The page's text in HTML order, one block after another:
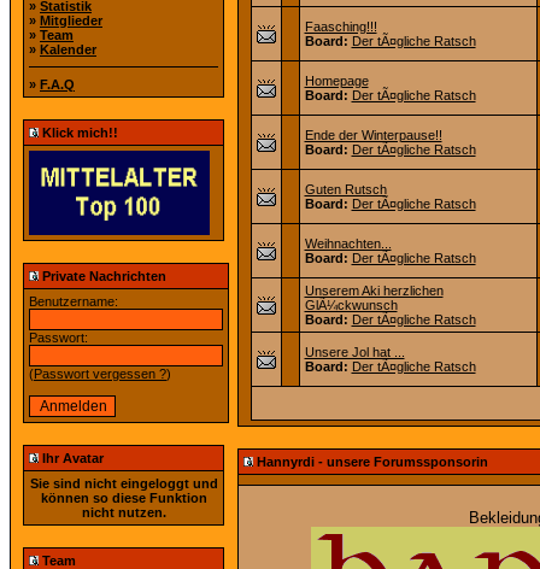
» Statistik
» Mitglieder
» Team
» Kalender
» F.A.Q
Klick mich!!
Private Nachrichten
Benutzername:
Passwort:
(Passwort vergessen ?)
Ihr Avatar
Sie sind nicht eingeloggt und
können so diese Funktion
nicht nutzen.
Team
Faasching!!!
Board: Der tÃ¤gliche Ratsch
Homepage
Board: Der tÃ¤gliche Ratsch
Ende der Winterpause!!
Board: Der tÃ¤gliche Ratsch
Guten Rutsch
Board: Der tÃ¤gliche Ratsch
Weihnachten...
Board: Der tÃ¤gliche Ratsch
Unserem Aki herzlichen
GlÃ¼ckwunsch
Board: Der tÃ¤gliche Ratsch
Unsere Jol hat ...
Board: Der tÃ¤gliche Ratsch
Hannyrdi - unsere Forumssponsorin